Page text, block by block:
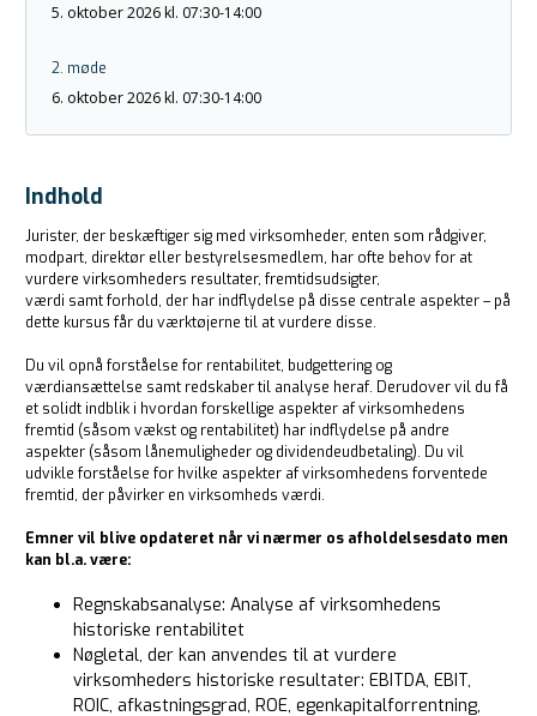
5. oktober 2026 kl. 07:30-14:00
2. møde
6. oktober 2026 kl. 07:30-14:00
Indhold
Jurister, der beskæftiger sig med virksomheder, enten som rådgiver,
modpart, direktør eller bestyrelsesmedlem, har ofte behov for at
vurdere virksomheders resultater, fremtidsudsigter,
værdi samt forhold, der har indflydelse på disse centrale aspekter – på
dette kursus får du værktøjerne til at vurdere disse.
Du vil opnå forståelse for rentabilitet, budgettering og
værdiansættelse samt redskaber til analyse heraf. Derudover vil du få
et solidt indblik i hvordan forskellige aspekter af virksomhedens
fremtid (såsom vækst og rentabilitet) har indflydelse på andre
aspekter (såsom lånemuligheder og dividendeudbetaling). Du vil
udvikle forståelse for hvilke aspekter af virksomhedens forventede
fremtid, der påvirker en virksomheds værdi.
Emner vil blive opdateret når vi nærmer os afholdelsesdato men
kan bl.a. være:
Regnskabsanalyse: Analyse af virksomhedens
historiske rentabilitet
Nøgletal, der kan anvendes til at vurdere
virksomheders historiske resultater: EBITDA, EBIT,
ROIC, afkastningsgrad, ROE, egenkapitalforrentning,